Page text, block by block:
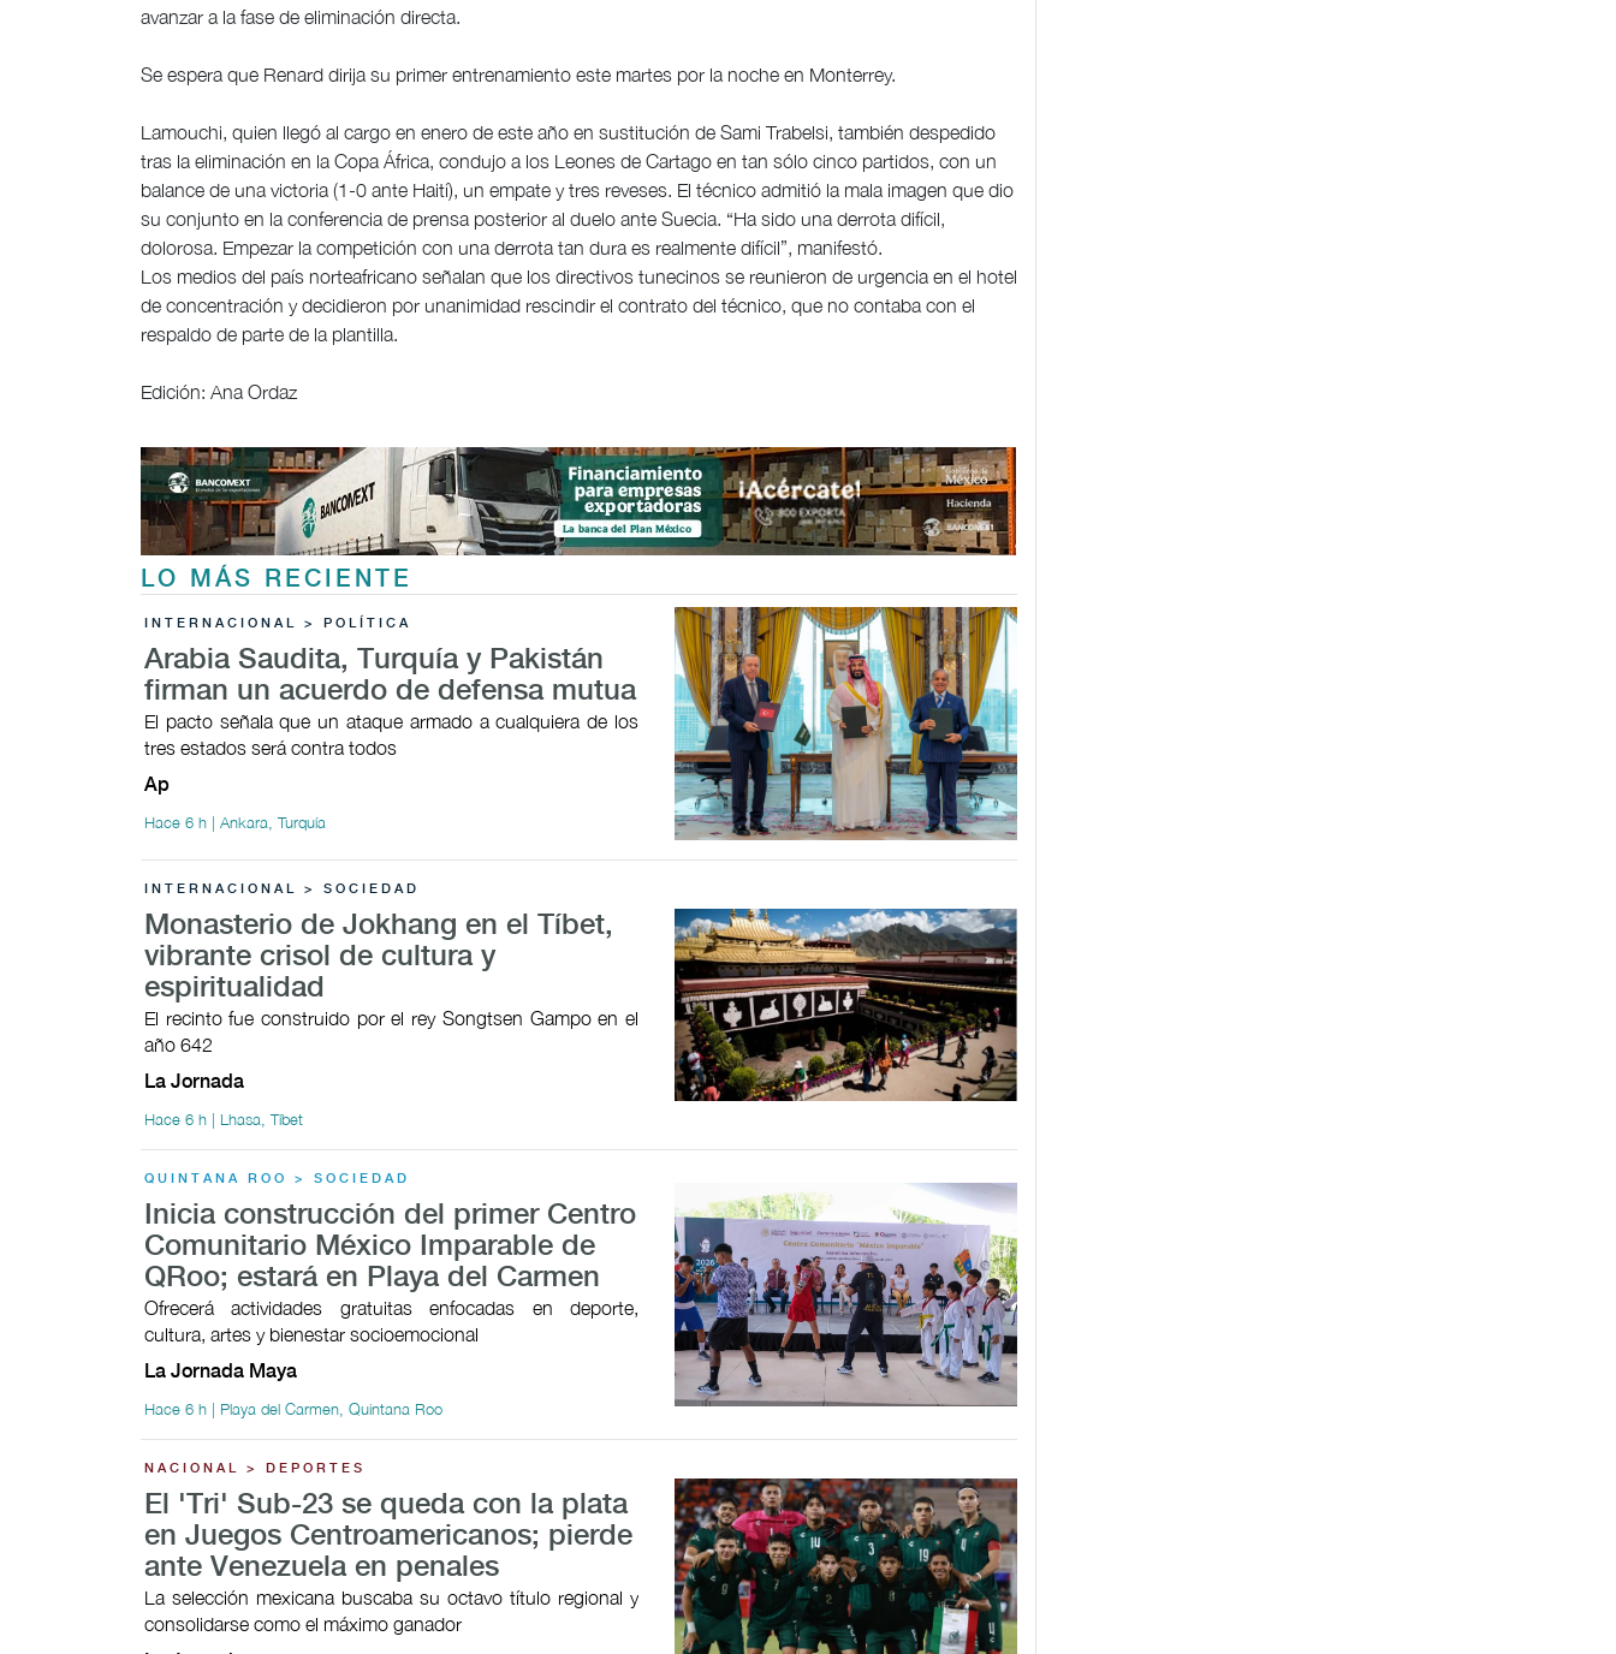
avanzar a la fase de eliminación directa.
Se espera que Renard dirija su primer entrenamiento este martes por la noche en Monterrey.
Lamouchi, quien llegó al cargo en enero de este año en sustitución de Sami Trabelsi, también despedido
tras la eliminación en la Copa África, condujo a los Leones de Cartago en tan sólo cinco partidos, con un
balance de una victoria (1-0 ante Haití), un empate y tres reveses. El técnico admitió la mala imagen que dio
su conjunto en la conferencia de prensa posterior al duelo ante Suecia. “Ha sido una derrota difícil,
dolorosa. Empezar la competición con una derrota tan dura es realmente difícil”, manifestó.
Los medios del país norteafricano señalan que los directivos tunecinos se reunieron de urgencia en el hotel
de concentración y decidieron por unanimidad rescindir el contrato del técnico, que no contaba con el
respaldo de parte de la plantilla.
Edición: Ana Ordaz
LO MÁS RECIENTE
INTERNACIONAL > POLÍTICA
Arabia Saudita, Turquía y Pakistán
firman un acuerdo de defensa mutua
El pacto señala que un ataque armado a cualquiera de los
tres estados será contra todos
Ap
Hace 6 h | Ankara, Turquía
INTERNACIONAL > SOCIEDAD
Monasterio de Jokhang en el Tíbet,
vibrante crisol de cultura y
espiritualidad
El recinto fue construido por el rey Songtsen Gampo en el
año 642
La Jornada
Hace 6 h | Lhasa, Tíbet
QUINTANA ROO > SOCIEDAD
Inicia construcción del primer Centro
Comunitario México Imparable de
QRoo; estará en Playa del Carmen
Ofrecerá actividades gratuitas enfocadas en deporte,
cultura, artes y bienestar socioemocional
La Jornada Maya
Hace 6 h | Playa del Carmen, Quintana Roo
NACIONAL > DEPORTES
El 'Tri' Sub-23 se queda con la plata
en Juegos Centroamericanos; pierde
ante Venezuela en penales
La selección mexicana buscaba su octavo título regional y
consolidarse como el máximo ganador